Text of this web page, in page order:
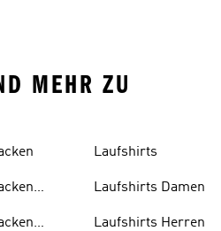
MEHR ZU
Laufshirts
Laufshirts Damen
Laufshirts Herren